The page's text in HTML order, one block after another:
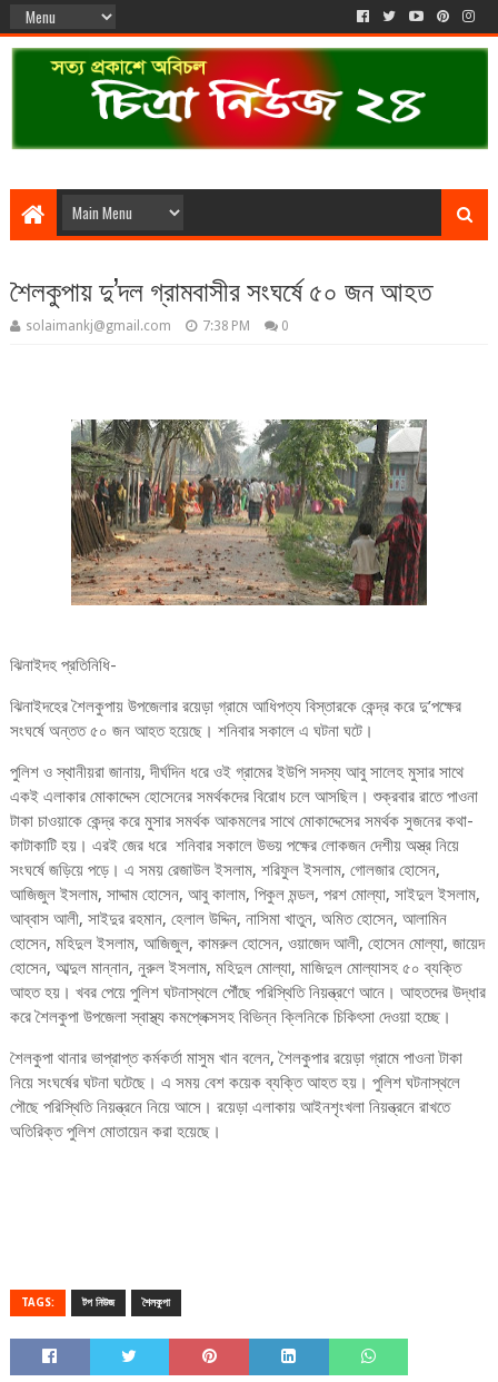
শৈলকুপায় দু’দল গ্রামবাসীর সংঘর্ষে ৫০ জন আহত
solaimankj@gmail.com 7:38 PM 0
ঝিনাইদহ প্রতিনিধি-
ঝিনাইদহের শৈলকুপায় উপজেলার রয়েড়া গ্রামে আধিপত্য বিস্তারকে কেন্দ্র করে দু’পক্ষের
সংঘর্ষে অন্তত ৫০ জন আহত হয়েছে। শনিবার সকালে এ ঘটনা ঘটে।
পুলিশ ও স্থানীয়রা জানায়, দীর্ঘদিন ধরে ওই গ্রামের ইউপি সদস্য আবু সালেহ মুসার সাথে
একই এলাকার মোকাদ্দেস হোসেনের সমর্থকদের বিরোধ চলে আসছিল। শুক্রবার রাতে পাওনা
টাকা চাওয়াকে কেন্দ্র করে মুসার সমর্থক আকমলের সাথে মোকাদ্দেসের সমর্থক সুজনের কথা-
কাটাকাটি হয়। এরই জের ধরে শনিবার সকালে উভয় পক্ষের লোকজন দেশীয় অস্ত্র নিয়ে
সংঘর্ষে জড়িয়ে পড়ে। এ সময় রেজাউল ইসলাম, শরিফুল ইসলাম, গোলজার হোসেন,
আজিজুল ইসলাম, সাদ্দাম হোসেন, আবু কালাম, পিকুল মন্ডল, পরশ মোল্যা, সাইদুল ইসলাম,
আব্বাস আলী, সাইদুর রহমান, হেলাল উদ্দিন, নাসিমা খাতুন, অমিত হোসেন, আলামিন
হোসেন, মহিদুল ইসলাম, আজিজুল, কামরুল হোসেন, ওয়াজেদ আলী, হোসেন মোল্যা, জায়েদ
হোসেন, আব্দুল মান্নান, নুরুল ইসলাম, মহিদুল মোল্যা, মাজিদুল মোল্যাসহ ৫০ ব্যক্তি
আহত হয়। খবর পেয়ে পুলিশ ঘটনাস্থলে পৌঁছে পরিস্থিতি নিয়ন্ত্রণে আনে। আহতদের উদ্ধার
করে শৈলকুপা উপজেলা স্বাস্থ্য কমপ্লেক্সসহ বিভিন্ন ক্লিনিকে চিকিৎসা দেওয়া হচ্ছে।
শৈলকুপা থানার ভাপ্রাপ্ত কর্মকর্তা মাসুম খান বলেন, শৈলকুপার রয়েড়া গ্রামে পাওনা টাকা
নিয়ে সংঘর্ষের ঘটনা ঘটেছে। এ সময় বেশ কয়েক ব্যক্তি আহত হয়। পুলিশ ঘটনাস্থলে
পৌছে পরিস্থিতি নিয়ন্ত্রনে নিয়ে আসে। রয়েড়া এলাকায় আইনশৃংখলা নিয়ন্ত্রনে রাখতে
অতিরিক্ত পুলিশ মোতায়েন করা হয়েছে।
TAGS: টপ নিউজ শৈলকুপা